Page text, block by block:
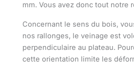
mm. Vous avez donc tout notre
Concernant le sens du bois,
nos rallonges, le veinage est
perpendiculaire au plateau.
cette orientation limite les